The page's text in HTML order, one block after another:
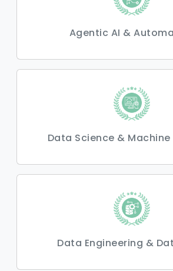
Agentic AI &
Data Science & Machine
Data Engineering &